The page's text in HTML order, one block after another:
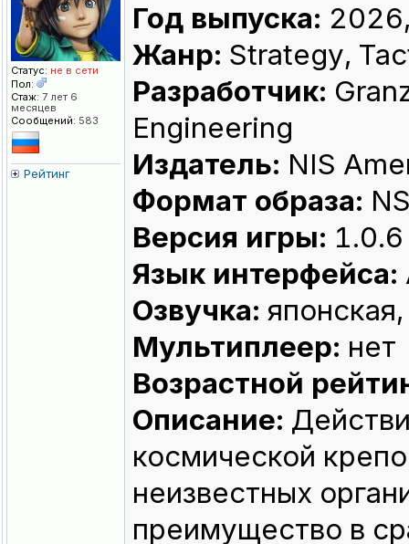
Статус: не в сети
Пол:
Стаж: 7 лет 6
месяцев
Сообщений: 583
Рейтинг
Год выпуска:
Жанр: Strategy,
Разработчик:
Engineering
Издатель: NIS
Формат образа:
Версия игры: 1.0.6
Язык интерфейса:
Озвучка:
Мультиплеер: нет
Возрастной
Описание:
космической
неизвестных
преимущество в